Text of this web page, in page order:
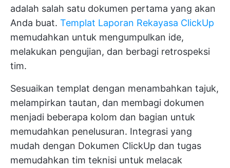
adalah salah satu dokumen pertama yang akan
Anda buat. Templat Laporan Rekayasa ClickUp
memudahkan untuk mengumpulkan ide,
melakukan pengujian, dan berbagi retrospeksi
tim.
Sesuaikan templat dengan menambahkan tajuk,
melampirkan tautan, dan membagi dokumen
menjadi beberapa kolom dan bagian untuk
memudahkan penelusuran. Integrasi yang
mudah dengan Dokumen ClickUp dan tugas
memudahkan tim teknisi untuk melacak